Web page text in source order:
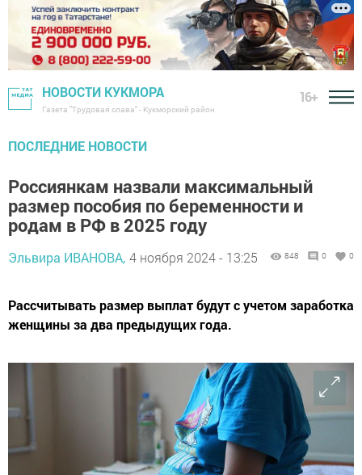
НОВОСТИ КУКМОРА
Газета "Трудовая слава" - Кукморский район
16+
ПОСЛЕДНИЕ НОВОСТИ
Россиянкам назвали максимальный
размер пособия по беременности и
родам в РФ в 2025 году
Эльвира ИВАНОВА, 4 ноября 2024 - 13:25 848 0 0
Рассчитывать размер выплат будут с учетом заработка
женщины за два предыдущих года.